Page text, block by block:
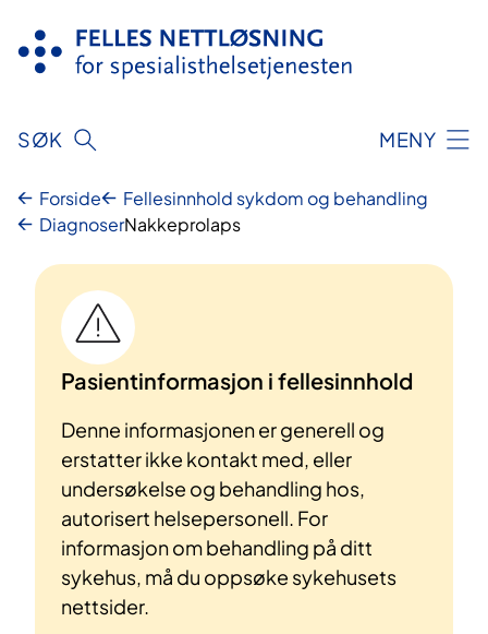
innhold
SØK MENY
Forside
Fellesinnhold sykdom og behandling
DiagnoserNakkeprolaps
Pasientinformasjon i fellesinnhold
Denne informasjonen er generell og
erstatter ikke kontakt med, eller
undersøkelse og behandling hos,
autorisert helsepersonell. For
informasjon om behandling på ditt
sykehus, må du oppsøke sykehusets
nettsider.